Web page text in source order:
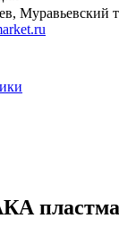
Муравьевский